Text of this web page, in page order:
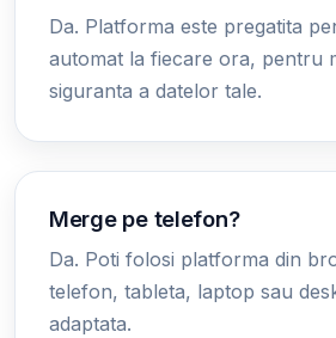
Da. Platforma este pregatita
automat la fiecare ora, pentru
siguranta a datelor tale.
Merge pe telefon?
Da. Poti folosi platforma din
telefon, tableta, laptop sau
adaptata.